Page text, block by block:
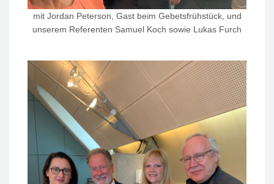
mit Jordan Peterson, Gast beim Gebetsfrühstück, und
unserem Referenten Samuel Koch sowie Lukas Furch